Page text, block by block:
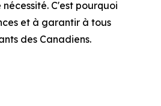
C'est pourquoi
et à garantir à tous
des Canadiens.